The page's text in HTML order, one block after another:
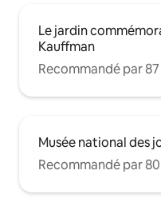
Le jardin
Kauffman
Recommandé par
Musée national des
Recommandé par